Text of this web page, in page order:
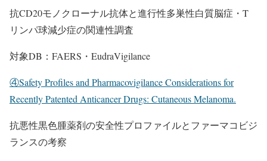
抗CD20モノクローナル抗体と進行性多巣性白質脳症・T
リンパ球減少症の関連性調査
対象DB：FAERS・EudraVigilance
④Safety Profiles and Pharmacovigilance Considerations for
Recently Patented Anticancer Drugs: Cutaneous Melanoma.
抗悪性黒色腫薬剤の安全性プロファイルとファーマコビジ
ランスの考察